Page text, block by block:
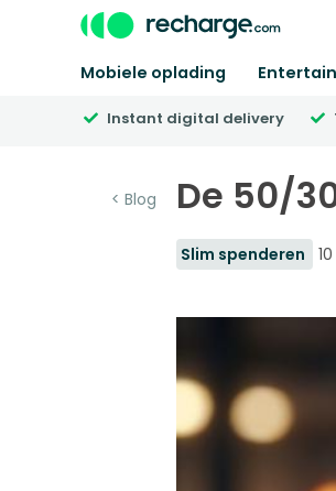
Mobiele oplading
Instant digital delivery
< Blog De 50/
Slim spenderen